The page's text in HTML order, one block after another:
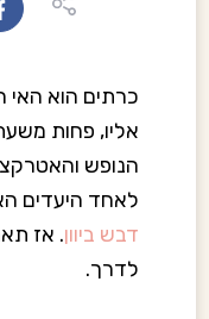
כרתים הוא האי
אליו, פחות
הנופש
לאחד היעדים
דבש ביוון. אז
לדרך.